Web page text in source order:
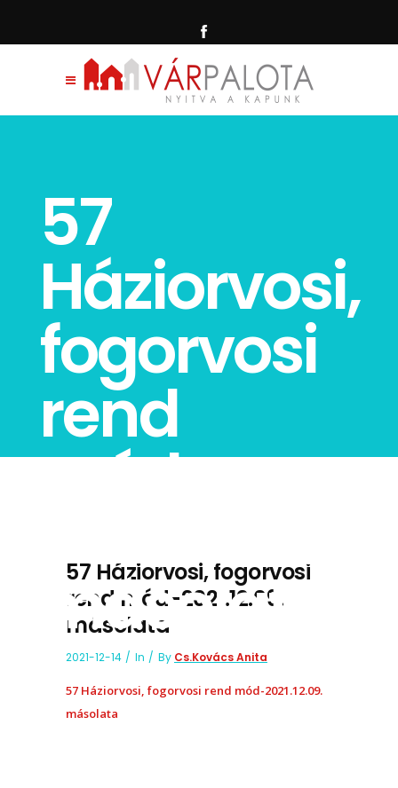
57
Háziorvosi,
fogorvosi
rend
mód-
2021.12.09.
másolata
57 Háziorvosi, fogorvosi
rend mód-2021.12.09.
másolata
2021-12-14 In By Cs.Kovács Anita
57 Háziorvosi, fogorvosi rend mód-2021.12.09.
másolata